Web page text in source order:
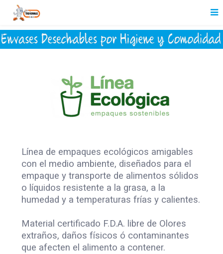
Línea de empaques ecológicos amigables
con el medio ambiente, diseñados para el
empaque y transporte de alimentos sólidos
o líquidos resistente a la grasa, a la
humedad y a temperaturas frías y calientes.
Material certificado F.D.A. libre de Olores
extraños, daños físicos ó contaminantes
que afecten el alimento a contener.